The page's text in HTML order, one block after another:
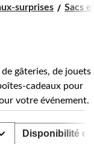
surprises Sacs
gâteries, de jouets
cadeaux pour
votre événement.
Disponibilité